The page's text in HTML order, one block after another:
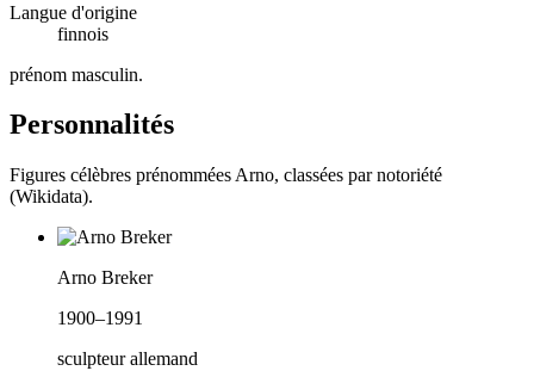
Langue d'origine
finnois
prénom masculin.
Personnalités
Figures célèbres prénommées Arno, classées par notoriété
(Wikidata).
Arno Breker
1900–1991
sculpteur allemand